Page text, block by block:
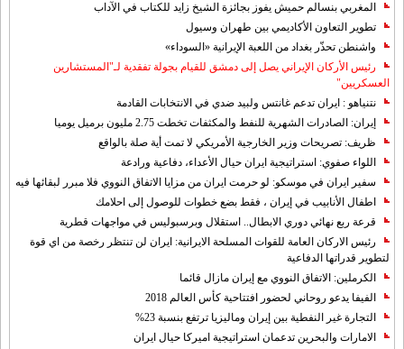
المغربي بنسالم حميش يفوز بجائزة الشيخ زايد للكتاب في الآداب
تطوير التعاون الأكاديمي بين طهران وسيول
واشنطن تحذّر بغداد من اللعبة الإيرانية «السوداء»
رئيس الأركان الإيراني يصل إلى دمشق للقيام بجولة تفقدية لـ"المستشارين
العسكريين"
نتنياهو : ايران تدعم غانتس ولبيد ضدي في الانتخابات القادمة
إيران: الصادرات الشهریة للنفط والمكثفات تخطت 2.75 مليون برميل يوميا
ظريف: تصريحات وزير الخارجية الأمريكي لا تمت أية صلة بالواقع
اللواء صفوي: استراتيجية ايران حيال الأعداء، دفاعية ورادعة
سفير ايران في موسكو: لو حرمت ايران من مزايا الاتفاق النووي فلا مبرر لبقائها فيه
اطفال الأنابيب في إيران ، فقط بضع خطوات للوصول إلى احلامك
قرعة ربع نهائي دوري الابطال.. استقلال وبرسبوليس في مواجهات قطرية
رئيس الاركان العامة للقوات المسلحة الايرانية: ايران لن تنتظر رخصة من اي قوة
لتطوير قدراتها الدفاعية
الكرملين: الاتفاق النووي مع إيران مازال قائما
الفيفا يدعو روحاني لحضور افتتاحية كأس العالم 2018
التجارة غیر النفطیة بین إیران ومالیزیا ترتفع بنسبة 23%
الامارات والبحرين تدعمان استراتيجية اميركا حيال ايران